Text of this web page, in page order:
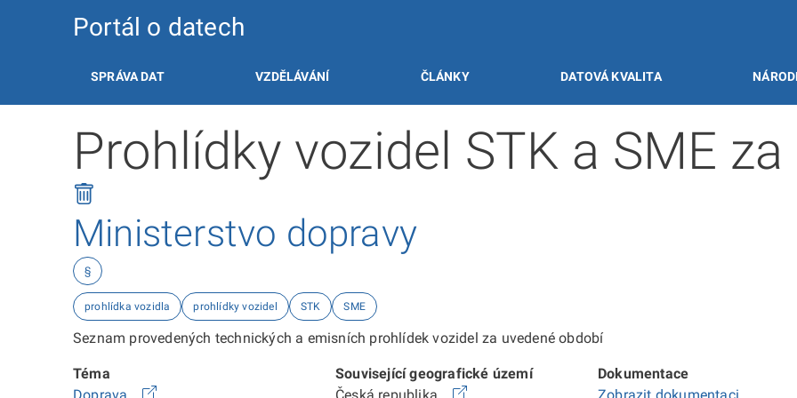
Portál o datech
SPRÁVA DAT VZDĚLÁVÁNÍ ČLÁNKY DATOVÁ KVALITA
Prohlídky vozidel STK a SME
Ministerstvo dopravy
§
prohlídka vozidla prohlídky vozidel STK SME
Seznam provedených technických a emisních prohlídek vozidel za uvedené období
Téma
Související geografické území
Dokumentace